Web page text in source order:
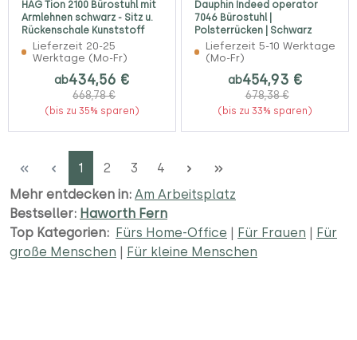
HAG Tion 2100 Bürostuhl mit
Armlehnen schwarz - Sitz u.
Rückenschale Kunststoff
Lieferzeit 20-25
Werktage (Mo-Fr)
ab434,56 €
668,78 €
(bis zu 35% sparen)
Dauphin Indeed operator
7046 Bürostuhl |
Polsterrücken | Schwarz
Lieferzeit 5-10 Werktage
(Mo-Fr)
ab454,93 €
678,38 €
(bis zu 33% sparen)
Seite
1 Seite
2 Seite
3 Seite
4
Mehr entdecken in: Am Arbeitsplatz
Bestseller: Haworth Fern
Top Kategorien: Fürs Home-Office Für Frauen
Für
große Menschen
Für kleine Menschen